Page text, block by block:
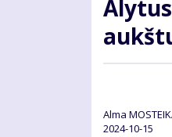
Alma
2024-10-15